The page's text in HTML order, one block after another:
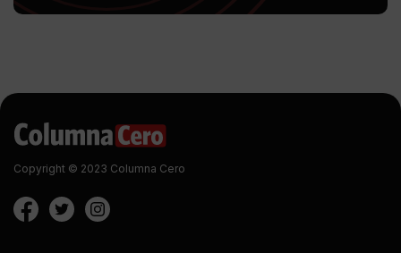
Copyright © 2023 Columna Cero